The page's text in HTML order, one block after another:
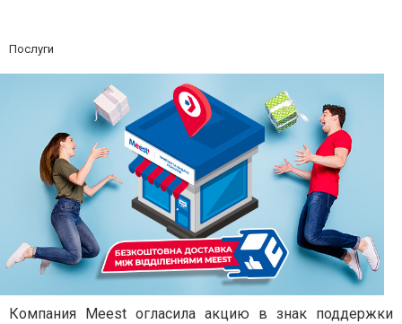
Послуги
Компания Meest огласила акцию в знак поддержки